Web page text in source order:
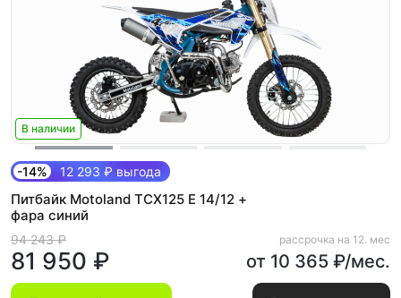
В наличии
-14% 12 293 ₽ выгода
Питбайк Motoland TCX125 E 14/12 +
фара синий
94 243 ₽
81 950 ₽
рассрочка на 12. мес
от 10 365 ₽/мес.